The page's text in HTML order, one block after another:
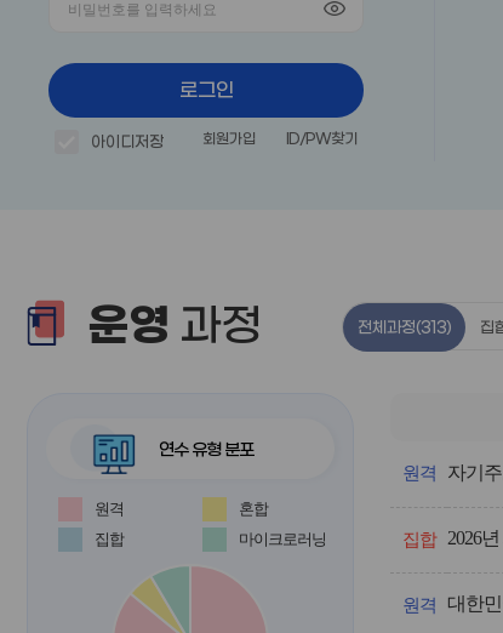
로그인
아이디저장 회원가입 ID/PW찾기
운영 과정
연수 유형 분포
원격
혼합
집합
마이크로러닝
전체과정(313) 집
체
의
과
원격 자기
집합 2026
원격 대한